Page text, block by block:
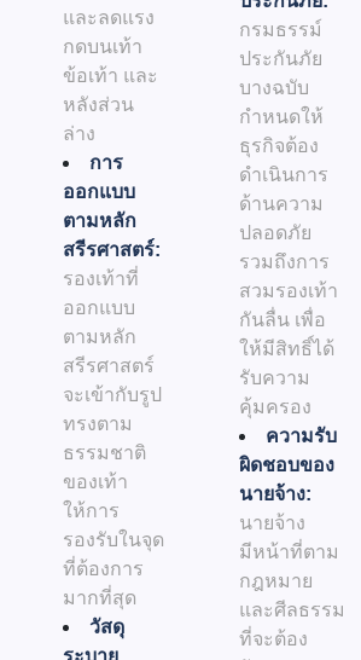
และลดแรง
กดบนเท้า
ข้อเท้า และ
หลังส่วน
ล่าง
การ
ออกแบบ
ตามหลัก
สรีรศาสตร์:
รองเท้าที่
ออกแบบ
ตามหลัก
สรีรศาสตร์
จะเข้ากับรูป
ทรงตาม
ธรรมชาติ
ของเท้า
ให้การ
รองรับในจุด
ที่ต้องการ
มากที่สุด
วัสดุ
ระบาย
กรมธรรม์
ประกันภัย
บางฉบับ
กำหนดให้
ธุรกิจต้อง
ดำเนินการ
ด้านความ
ปลอดภัย
รวมถึงการ
สวมรองเท้า
กันลื่น เพื่อ
ให้มีสิทธิ์ได้
รับความ
คุ้มครอง
ความรับ
ผิดชอบของ
นายจ้าง:
นายจ้าง
มีหน้าที่ตาม
กฎหมาย
และศีลธรรม
ที่จะต้อง